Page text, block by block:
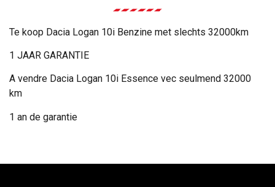
Te koop Dacia Logan 10i Benzine met slechts 32000km
1 JAAR GARANTIE
A vendre Dacia Logan 10i Essence vec seulmend 32000
km
1 an de garantie